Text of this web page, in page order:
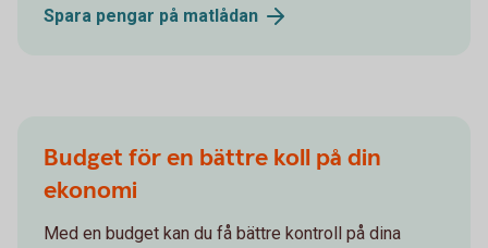
Spara pengar på matlådan
Budget för en bättre koll på din
ekonomi
Med en budget kan du få bättre kontroll på dina